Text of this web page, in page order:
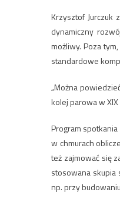
Krzysztof Jurczuk
dynamiczny
możliwy. Poza
standardowe
„Można
kolej parowa w
Program
w chmurach
też zajmować się
stosowana skupia
np. przy